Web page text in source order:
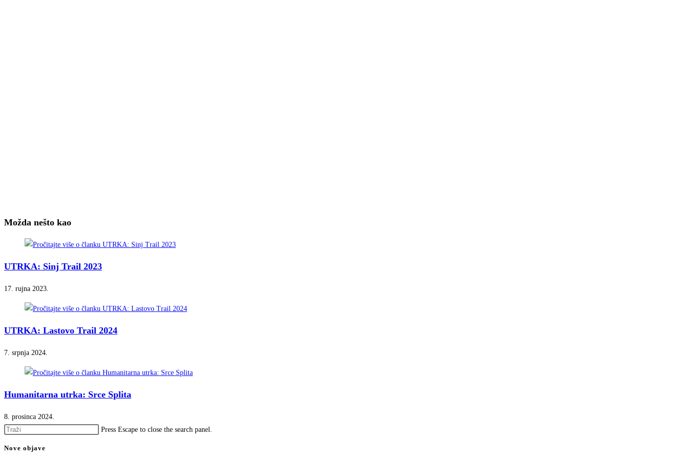
Možda nešto kao
UTRKA: Sinj Trail 2023
17. rujna 2023.
UTRKA: Lastovo Trail 2024
7. srpnja 2024.
Humanitarna utrka: Srce Splita
8. prosinca 2024.
Press Escape to close the search panel.
Nove objave